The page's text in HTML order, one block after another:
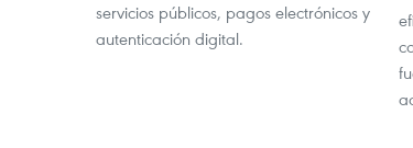
servicios públicos, pagos electrónicos y
autenticación digital.